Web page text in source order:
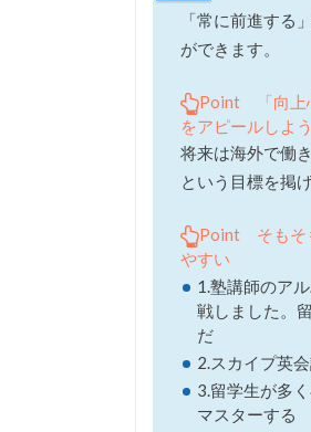
「常に前進する
ができます。
Point 「向上
をアピールしよう
将来は海外で働
という目標を掲
Point そもそ
やすい
1.塾講師のア
戦しました。
だ
2.スカイプ英
3.留学生が多
マスターする